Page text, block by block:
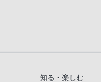
知る・楽しむ